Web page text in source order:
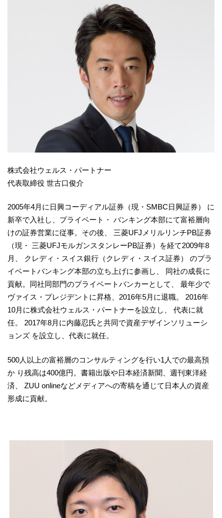
株式会社ウェルス・パートナー
代表取締役 世古口俊介
2005年4月に日興コーディアル証券（現・SMBC日興証券） に
新卒で入社し、プライベート・ バンキング本部にて富裕層向
けの証券営業に従事。その後、 三菱UFJメリルリンチPB証券
（現・ 三菱UFJモルガンスタンレーPB証券）を経て2009年8
月、 クレディ・スイス銀行（クレディ・スイス証券） のプラ
イベートバンキング本部の立ち上げに参画し、 同社の成長に
貢献。同社同部門のプライベートバンカーとして、 最年少で
ヴァイス・プレジデントに昇格、2016年5月に退職。 2016年
10月に株式会社ウェルス・パートナーを設立し、 代表に就
任。 2017年8月に内藤忍氏と共同で資産デザインソリューシ
ョンズ を設立し、代表に就任。
500人以上の富裕層のコンサルティングを行い1人での最高預
か り残高は400億円。書籍出版や日本経済新聞、週刊東洋経
済、 ZUU onlineなどメディアへの寄稿を通じて日本人の資産
形成に貢献。